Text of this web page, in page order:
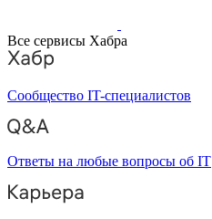
Все сервисы Хабра
Сообщество IT-специалистов
Ответы на любые вопросы об IT